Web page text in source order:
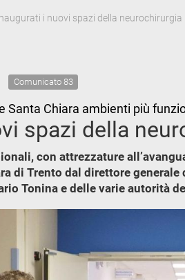
i nuovi spazi della neurochirurgia
Comunicato 83
Santa Chiara ambienti più
spazi della
con attrezzature
di Trento dal direttore
Tonina e delle varie autorità